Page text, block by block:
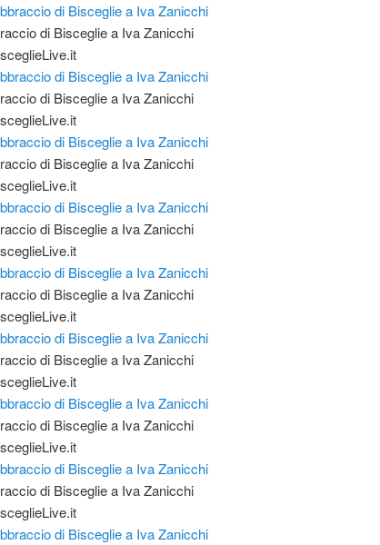
di Bisceglie a Iva Zanicchi
di Bisceglie a Iva Zanicchi
di Bisceglie a Iva Zanicchi
di Bisceglie a Iva Zanicchi
di Bisceglie a Iva Zanicchi
di Bisceglie a Iva Zanicchi
di Bisceglie a Iva Zanicchi
di Bisceglie a Iva Zanicchi